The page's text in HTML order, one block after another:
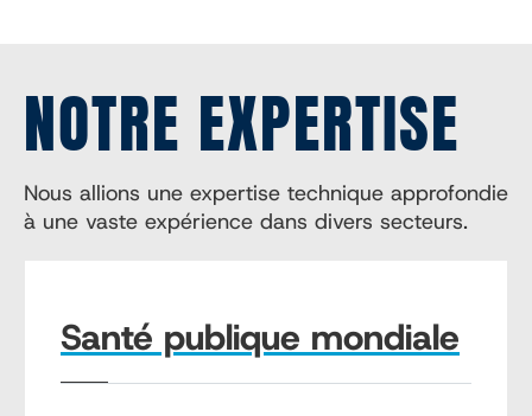
NOTRE EXPERTISE
Nous allions une expertise technique approfondie
à une vaste expérience dans divers secteurs.
Santé publique mondiale